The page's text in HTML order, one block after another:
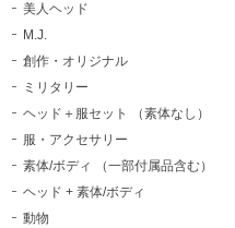
美人ヘッド
M.J.
創作・オリジナル
ミリタリー
ヘッド＋服セット （素体なし）
服・アクセサリー
素体/ボディ （一部付属品含む）
ヘッド + 素体/ボディ
動物